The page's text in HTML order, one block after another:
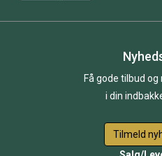
Få gode tilbud
i din
Tilmeld